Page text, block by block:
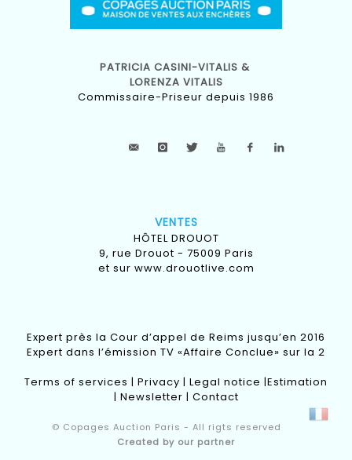
PATRICIA CASINI-VITALIS &
LORENZA VITALIS
Commissaire-Priseur depuis 1986
VENTES
HÔTEL DROUOT
9, rue Drouot - 75009 Paris
et sur www.drouotlive.com
Expert près la Cour d’appel de Reims jusqu’en 2016
Expert dans l’émission TV «Affaire Conclue» sur la 2
Terms of services | Privacy | Legal notice |Estimation
| Newsletter | Contact
© Copages Auction Paris - All rigts reserved
Created by our partner